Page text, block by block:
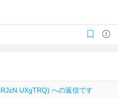
への返信です